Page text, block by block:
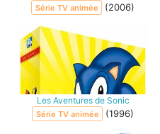
Série TV animée (2006)
Les Aventures de Sonic
Série TV animée (1996)